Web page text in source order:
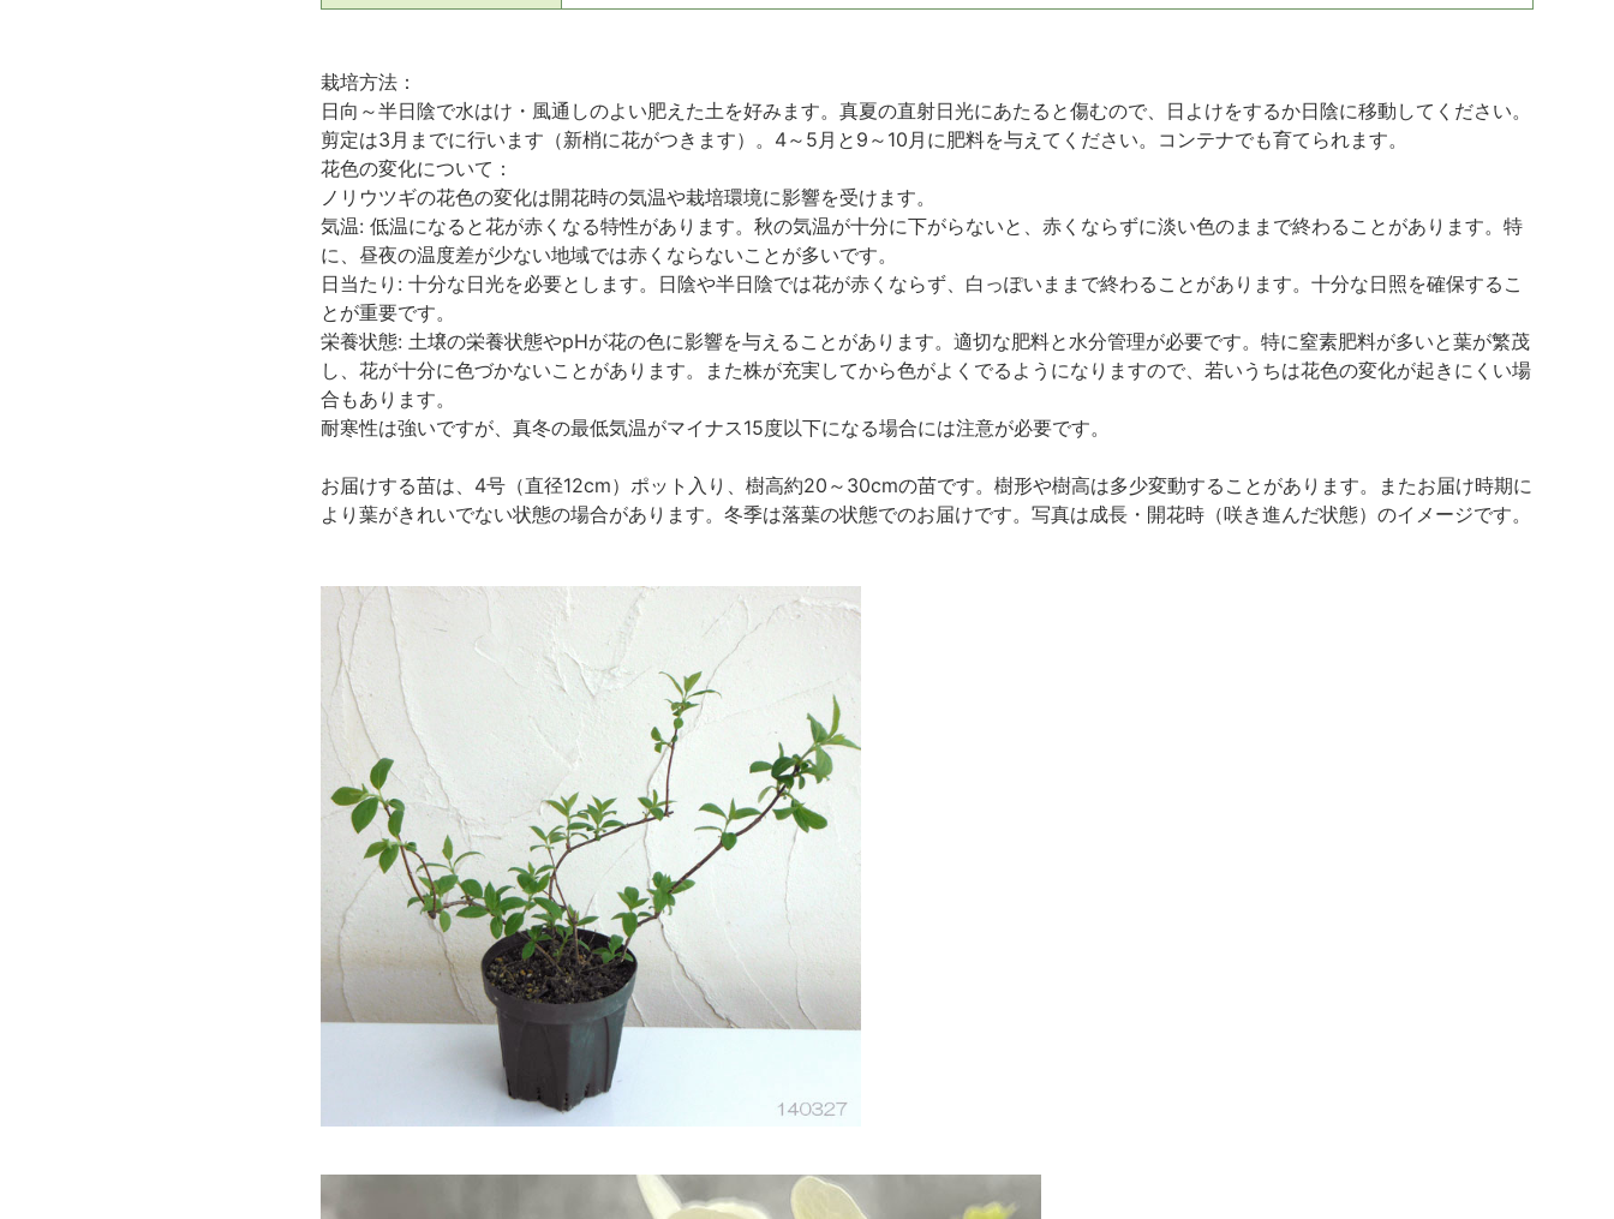
栽培方法：
日向～半日陰で水はけ・風通しのよい肥えた土を好みます。真夏の直射日光にあたると傷むので、日よけをするか日陰に移動してください。
剪定は3月までに行います（新梢に花がつきます）。4～5月と9～10月に肥料を与えてください。コンテナでも育てられます。
花色の変化について：
ノリウツギの花色の変化は開花時の気温や栽培環境に影響を受けます。
気温: 低温になると花が赤くなる特性があります。秋の気温が十分に下がらないと、赤くならずに淡い色のままで終わることがあります。特
に、昼夜の温度差が少ない地域では赤くならないことが多いです。
日当たり: 十分な日光を必要とします。日陰や半日陰では花が赤くならず、白っぽいままで終わることがあります。十分な日照を確保するこ
とが重要です。
栄養状態: 土壌の栄養状態やpHが花の色に影響を与えることがあります。適切な肥料と水分管理が必要です。特に窒素肥料が多いと葉が繁茂
し、花が十分に色づかないことがあります。また株が充実してから色がよくでるようになりますので、若いうちは花色の変化が起きにくい場
合もあります。
耐寒性は強いですが、真冬の最低気温がマイナス15度以下になる場合には注意が必要です。
お届けする苗は、4号（直径12cm）ポット入り、樹高約20～30cmの苗です。樹形や樹高は多少変動することがあります。またお届け時期に
より葉がきれいでない状態の場合があります。冬季は落葉の状態でのお届けです。写真は成長・開花時（咲き進んだ状態）のイメージです。